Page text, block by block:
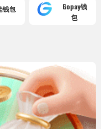
钱包
Gopay钱
包